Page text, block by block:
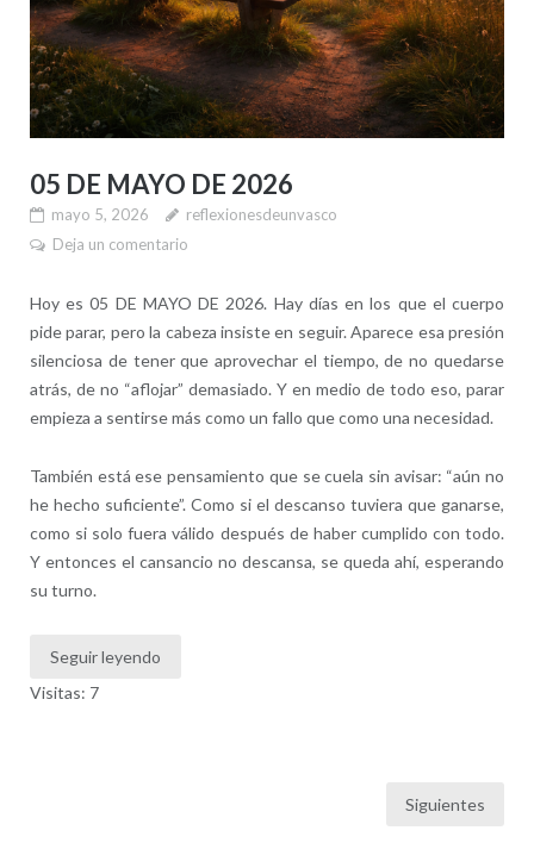
05 DE MAYO DE 2026
mayo 5, 2026
reflexionesdeunvasco
Deja un comentario
Hoy es 05 DE MAYO DE 2026. Hay días en los que el cuerpo
pide parar, pero la cabeza insiste en seguir. Aparece esa presión
silenciosa de tener que aprovechar el tiempo, de no quedarse
atrás, de no “aflojar” demasiado. Y en medio de todo eso, parar
empieza a sentirse más como un fallo que como una necesidad.
También está ese pensamiento que se cuela sin avisar: “aún no
he hecho suficiente”. Como si el descanso tuviera que ganarse,
como si solo fuera válido después de haber cumplido con todo.
Y entonces el cansancio no descansa, se queda ahí, esperando
su turno.
Seguir leyendo
Visitas: 7
Siguientes